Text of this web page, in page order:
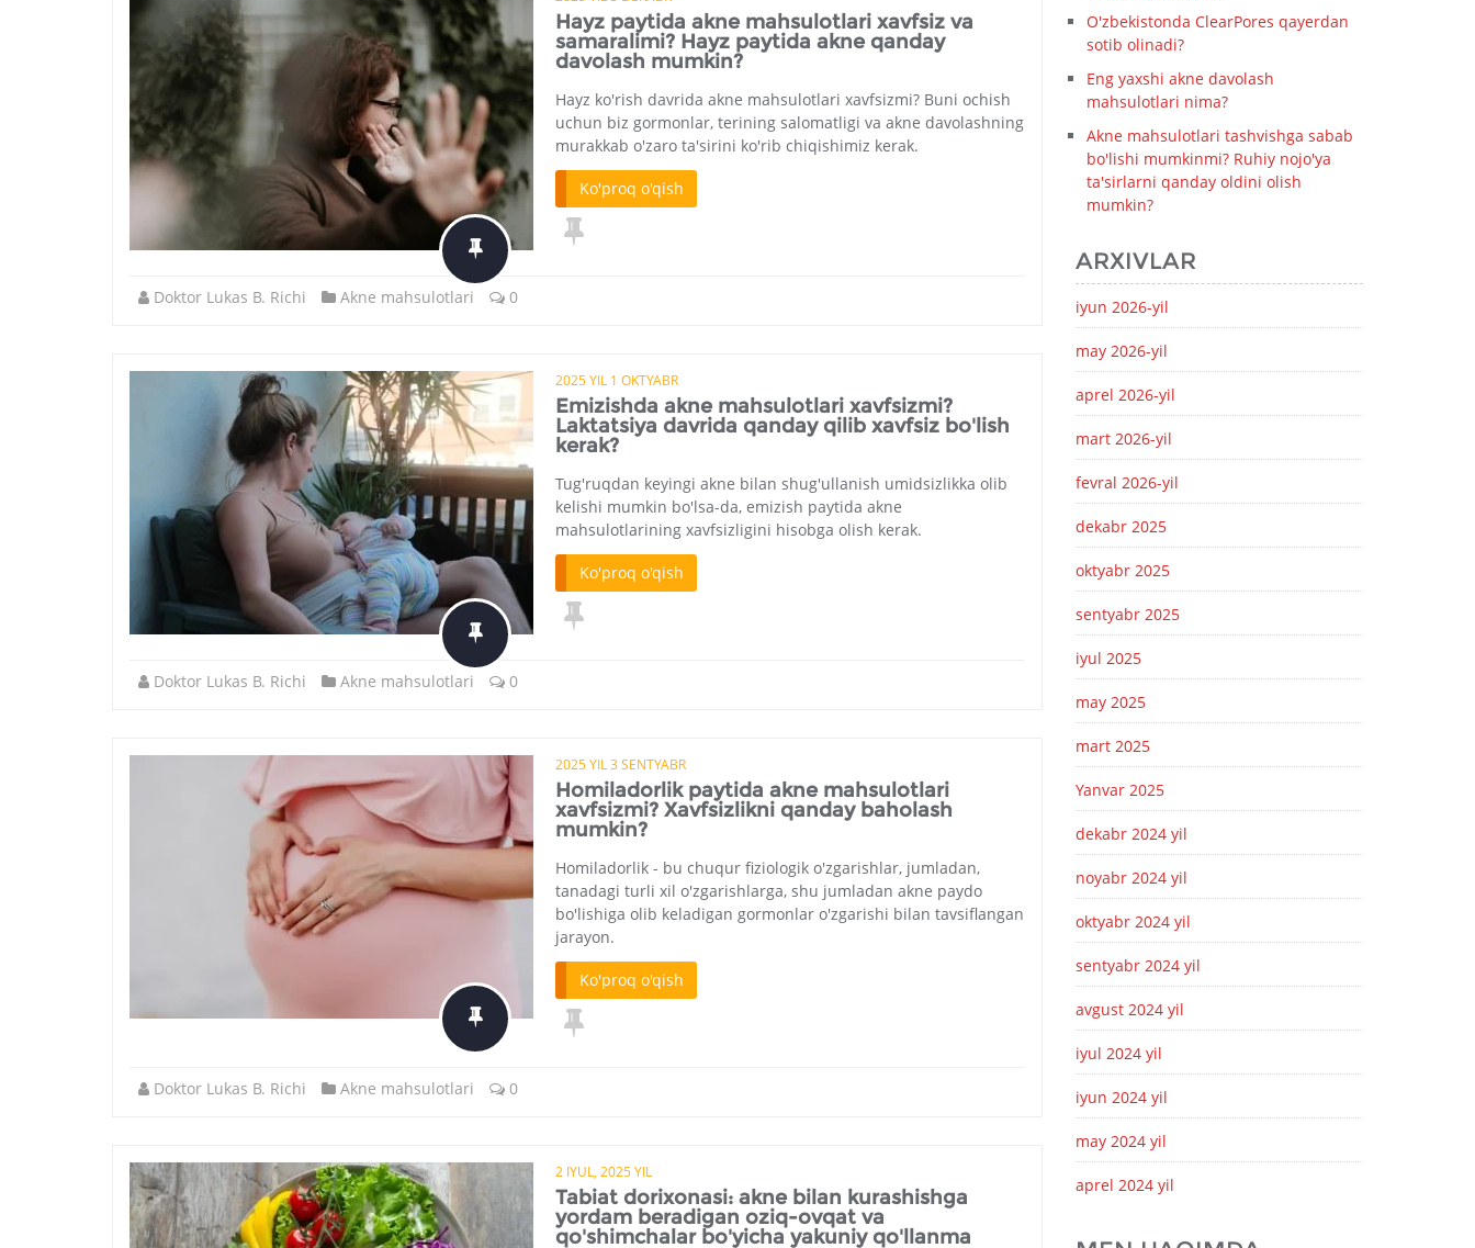
Hayz paytida akne mahsulotlari xavfsiz va
samaralimi? Hayz paytida akne qanday
davolash mumkin?
Hayz ko'rish davrida akne mahsulotlari xavfsizmi? Buni ochish
uchun biz gormonlar, terining salomatligi va akne davolashning
murakkab o'zaro ta'sirini ko'rib chiqishimiz kerak.
Ko'proq o'qish
Doktor Lukas B. Richi Akne mahsulotlari 0
2025 YIL 1 OKTYABR
Emizishda akne mahsulotlari xavfsizmi?
Laktatsiya davrida qanday qilib xavfsiz bo'lish
kerak?
Tug'ruqdan keyingi akne bilan shug'ullanish umidsizlikka olib
kelishi mumkin bo'lsa-da, emizish paytida akne
mahsulotlarining xavfsizligini hisobga olish kerak.
Ko'proq o'qish
Doktor Lukas B. Richi Akne mahsulotlari 0
2025 YIL 3 SENTYABR
Homiladorlik paytida akne mahsulotlari
xavfsizmi? Xavfsizlikni qanday baholash
mumkin?
Homiladorlik - bu chuqur fiziologik o'zgarishlar, jumladan,
tanadagi turli xil o'zgarishlarga, shu jumladan akne paydo
bo'lishiga olib keladigan gormonlar o'zgarishi bilan tavsiflangan
jarayon.
Ko'proq o'qish
Doktor Lukas B. Richi Akne mahsulotlari 0
2 IYUL, 2025 YIL
Tabiat dorixonasi: akne bilan kurashishga
yordam beradigan oziq-ovqat va
qo'shimchalar bo'yicha yakuniy qo'llanma
O'zbekistonda ClearPores qayerdan
sotib olinadi?
Eng yaxshi akne davolash
mahsulotlari nima?
Akne mahsulotlari tashvishga sabab
bo'lishi mumkinmi? Ruhiy nojo'ya
ta'sirlarni qanday oldini olish
mumkin?
ARXIVLAR
iyun 2026-yil
may 2026-yil
aprel 2026-yil
mart 2026-yil
fevral 2026-yil
dekabr 2025
oktyabr 2025
sentyabr 2025
iyul 2025
may 2025
mart 2025
Yanvar 2025
dekabr 2024 yil
noyabr 2024 yil
oktyabr 2024 yil
sentyabr 2024 yil
avgust 2024 yil
iyul 2024 yil
iyun 2024 yil
may 2024 yil
aprel 2024 yil